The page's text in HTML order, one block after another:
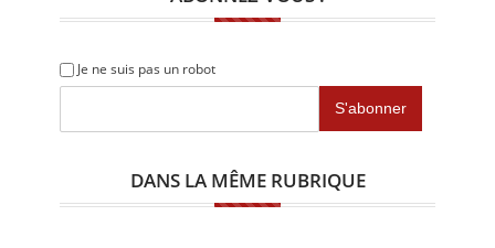
Je ne suis pas un robot
DANS LA MÊME RUBRIQUE